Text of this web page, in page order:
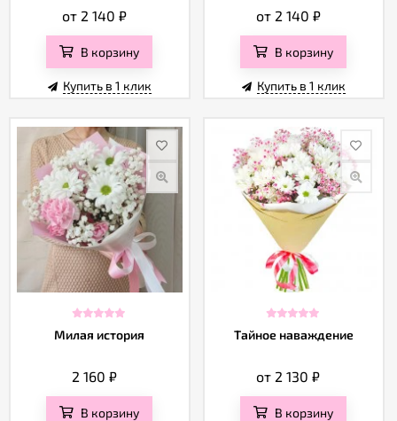
от 2 140 ₽
В корзину
Купить в 1 клик
от 2 140 ₽
В корзину
Купить в 1 клик
Милая история
2 160 ₽
В корзину
Тайное наваждение
от 2 130₽
В корзину